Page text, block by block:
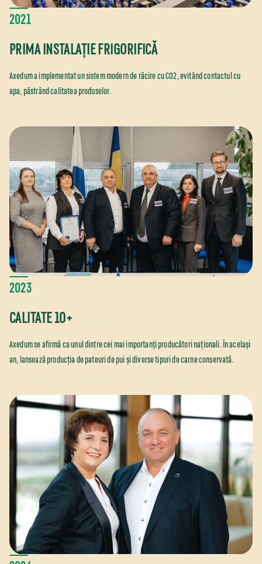
2021
PRIMA INSTALAȚIE FRIGORIFICĂ
Axedum a implementat un sistem modern de răcire cu CO2, evitând contactul cu
apa, păstrând calitatea produselor.
2023
CALITATE 10+
Axedum se afirmă ca unul dintre cei mai importanți producători naționali. În același
an, lansează producția de pateuri de pui și diverse tipuri de carne conservată.